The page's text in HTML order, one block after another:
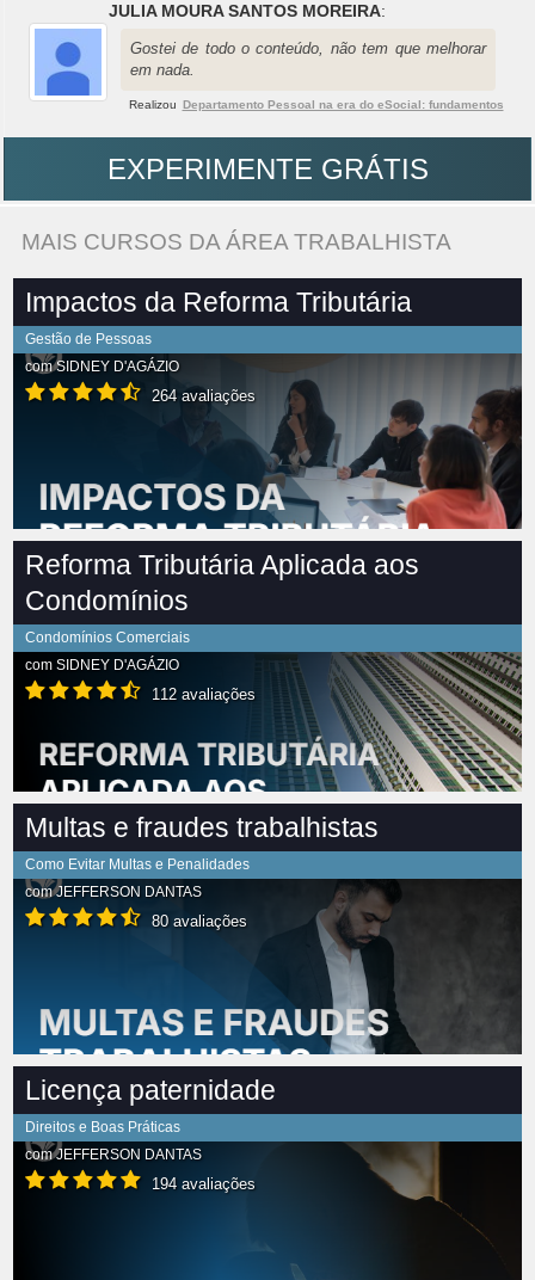
JULIA MOURA SANTOS MOREIRA:
Gostei de todo o conteúdo, não tem que melhorar
em nada.
Realizou Departamento Pessoal na era do eSocial: fundamentos
EXPERIMENTE GRÁTIS
MAIS CURSOS DA ÁREA TRABALHISTA
Impactos da Reforma Tributária
Gestão de Pessoas
comSIDNEY D'AGÁZIO
264 avaliações
Reforma Tributária Aplicada aos
Condomínios
Condomínios Comerciais
com SIDNEY D'AGÁZIO
112 avaliações
Multas e fraudes trabalhistas
Como Evitar Multas e Penalidades
comJEFFERSON DANTAS
80 avaliações
Licença paternidade
Direitos e Boas Práticas
comJEFFERSON DANTAS
194 avaliações